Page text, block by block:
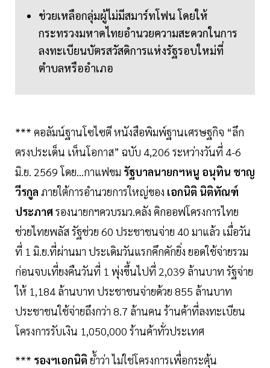
ช่วยเหลือกลุ่มผู้ไม่มีสมาร์ทโฟน โดยให้
กระทรวงมหาดไทยอำนวยความสะดวกในการ
ลงทะเบียนบัตรสวัสดิการแห่งรัฐรอบใหม่ที่
ตำบลหรืออำเภอ
*** คอลัมน์ฐานโซไซตี หนังสือพิมพ์ฐานเศรษฐกิจ “ลึก
ตรงประเด็น เห็นโอกาส” ฉบับ 4,206 ระหว่างวันที่ 4-6
มิ.ย. 2569 โดย...กาแฟขม รัฐบาลนายกฯหนู อนุทิน ชาญ
วีรกูล ภายใต้การอำนวยการใหญ่ของ เอกนิติ นิติทัณฑ์
ประภาศรองนายกฯควบรมว.คลัง คิกออฟโครงการไทย
ช่วยไทยพลัส รัฐช่วย 60 ประชาชนจ่าย 40 มาแล้ว เมื่อวัน
ที่ 1 มิ.ย.ที่ผ่านมา ประเดิมวันแรกคึกคักยิ่ง ยอดใช้จ่ายรวม
ก่อนจบเที่ยงคืนวันที่ 1 พุ่งขึ้นไปที่ 2,039 ล้านบาท รัฐจ่าย
ให้ 1,184 ล้านบาท ประชาชนจ่ายด้วย 855 ล้านบาท
ประชาชนใช้จ่ายถึงกว่า 8.7 ล้านคน ร้านค้าที่ลงทะเบียน
โครงการรับเงิน 1,050,000 ร้านค้าทั่วประเทศ
*** รองฯเอกนิติ ยํ้าว่า ไม่ใช่โครงการเพื่อกระตุ้น